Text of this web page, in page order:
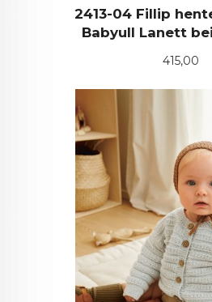
2413-04 Fillip
Babyull Lanett
Pris
415,00